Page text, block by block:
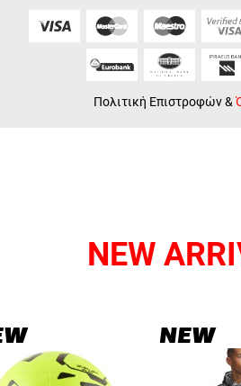
Πολιτική Επιστροφών&
NEW
NEW